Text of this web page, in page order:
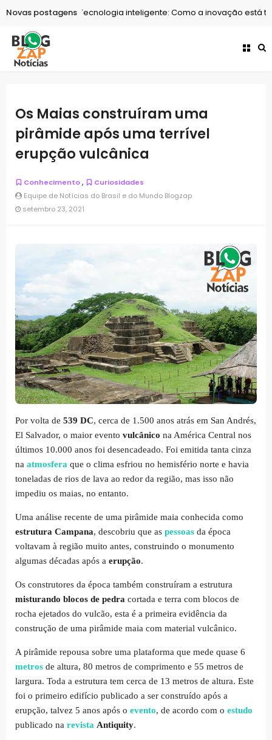
Tecnologia Tecnologia inteligente: Como a inovação está
Novas postagens
Os Maias construíram uma
pirâmide após uma terrível
erupção vulcânica
Conhecimento,
Curiosidades
Equipe de Notícias do Brasil e do Mundo Blogzap
setembro 23, 2021
Por volta de 539 DC, cerca de 1.500 anos atrás em San Andrés,
El Salvador, o maior evento vulcânico na América Central nos
últimos 10.000 anos foi desencadeado. Foi emitida tanta cinza
na atmosfera que o clima esfriou no hemisfério norte e havia
toneladas de rios de lava ao redor da região, mas isso não
impediu os maias, no entanto.
Uma análise recente de uma pirâmide maia conhecida como
estrutura Campana, descobriu que as pessoas da época
voltavam à região muito antes, construindo o monumento
algumas décadas após a erupção.
Os construtores da época também construíram a estrutura
misturando blocos de pedra cortada e terra com blocos de
rocha ejetados do vulcão, esta é a primeira evidência da
construção de uma pirâmide maia com material vulcânico.
A pirâmide repousa sobre uma plataforma que mede quase 6
metros de altura, 80 metros de comprimento e 55 metros de
largura. Toda a estrutura tem cerca de 13 metros de altura. Este
foi o primeiro edifício publicado a ser construído após a
erupção, talvez 5 anos após o evento, de acordo com o estudo
publicado na revista Antiquity.